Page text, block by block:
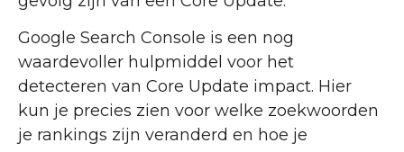
Google Search Console is een nog
waardevoller hulpmiddel voor het
detecteren van Core Update impact. Hier
kun je precies zien voor welke zoekwoorden
je rankings zijn veranderd en hoe je